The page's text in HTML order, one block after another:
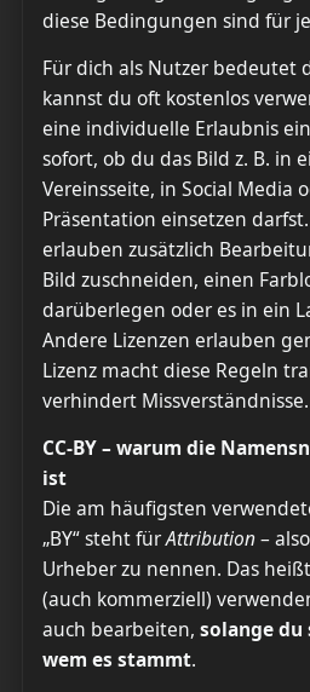
diese Bedingungen sind für
Für dich als Nutzer bedeutet
kannst du oft kostenlos
eine individuelle Erlaubnis
sofort, ob du das Bild z. B. in
Vereinsseite, in Social Media
Präsentation einsetzen
erlauben zusätzlich
Bild zuschneiden, einen
darüberlegen oder es in ein
Andere Lizenzen erlauben
Lizenz macht diese Regeln
verhindert Missverständnisse.
CC-BY – warum die
ist
Die am häufigsten
„BY“ steht fürAttribution–
Urheber zu nennen. Das
(auch kommerziell)
auch bearbeiten, solange du
wem es stammt.